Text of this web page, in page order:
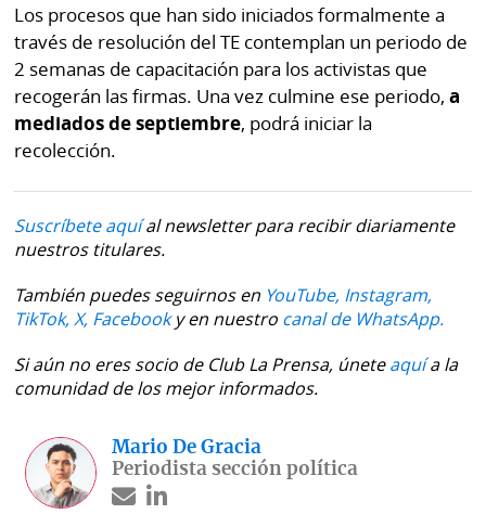
Los procesos que han sido iniciados formalmente a
través de resolución del TE contemplan un periodo de
2 semanas de capacitación para los activistas que
recogerán las firmas. Una vez culmine ese periodo, a
mediados de septiembre, podrá iniciar la
recolección.
Suscríbete aquíal newsletter para recibir diariamente
nuestros titulares.
También puedes seguirnos en YouTube, Instagram,
TikTok, X, Facebooky en nuestro canal de WhatsApp.
Si aún no eres socio de Club La Prensa, úneteaquía la
comunidad de los mejor informados.
Mario De Gracia
Periodista sección política